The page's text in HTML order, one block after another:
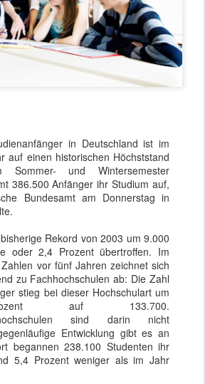
in Deutschland ist im
auf einen historischen Höchststand
Sommer- und Wintersemester
386.500 Anfänger ihr Studium auf,
Bundesamt am Donnerstag in
Rekord von 2003 um 9.000
oder 2,4 Prozent übertroffen. Im
vor fünf Jahren zeichnet sich
zu Fachhochschulen ab: Die Zahl
stieg bei dieser Hochschulart um
auf 133.700.
sind darin nicht
Entwicklung gibt es an
begannen 238.100 Studenten ihr
5,4 Prozent weniger als im Jahr